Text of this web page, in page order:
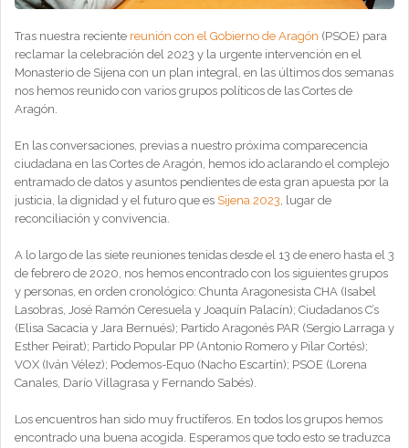
Tras nuestra reciente reunión con el Gobierno de Aragón (PSOE) para
reclamar la celebración del 2023 y la urgente intervención en el
Monasterio de Sijena con un plan integral, en las últimos dos semanas
nos hemos reunido con varios grupos políticos de las Cortes de
Aragón.
En las conversaciones, previas a nuestro próxima comparecencia
ciudadana en las Cortes de Aragón, hemos ido aclarando el complejo
entramado de datos y asuntos pendientes de esta gran apuesta por la
justicia, la dignidad y el futuro que es Sijena 2023, lugar de
reconciliación y convivencia.
A lo largo de las siete reuniones tenidas desde el 13 de enero hasta el 3
de febrero de 2020, nos hemos encontrado con los siguientes grupos
y personas, en orden cronológico: Chunta Aragonesista CHA (Isabel
Lasobras, José Ramón Ceresuela y Joaquín Palacín); Ciudadanos C’s
(Elisa Sacacia y Jara Bernués); Partido Aragonés PAR (Sergio Larraga y
Esther Peirat); Partido Popular PP (Antonio Romero y Pilar Cortés);
VOX (Iván Vélez); Podemos-Equo (Nacho Escartín); PSOE (Lorena
Canales, Darío Villagrasa y Fernando Sabés).
Los encuentros han sido muy fructíferos. En todos los grupos hemos
encontrado una buena acogida. Esperamos que todo esto se traduzca